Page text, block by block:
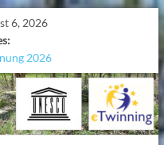
6, 2026
2026
bilden sich in Alicante fort